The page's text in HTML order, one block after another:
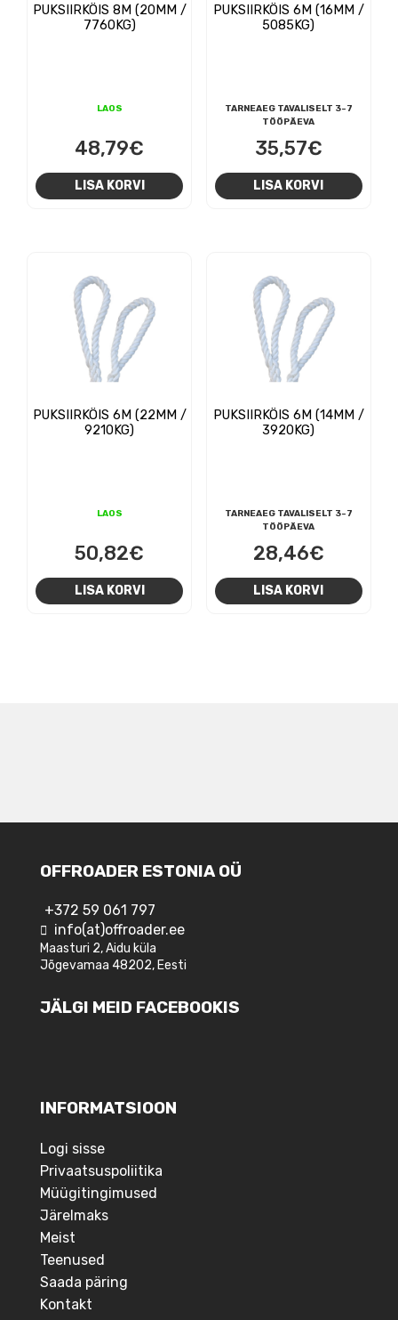
PUKSIIRKÖIS 8M (20MM /
7760KG)
LAOS
48,79€
LISA KORVI
PUKSIIRKÖIS 6M (16MM /
5085KG)
TARNEAEG TAVALISELT 3-7
TÖÖPÄEVA
35,57€
LISA KORVI
PUKSIIRKÖIS 6M (22MM /
9210KG)
LAOS
50,82€
LISA KORVI
PUKSIIRKÖIS 6M (14MM /
3920KG)
TARNEAEG TAVALISELT 3-7
TÖÖPÄEVA
28,46€
LISA KORVI
OFFROADER ESTONIA OÜ
+372 59 061 797
info(at)offroader.ee
Maasturi 2, Aidu küla
Jõgevamaa 48202, Eesti
JÄLGI MEID FACEBOOKIS
INFORMATSIOON
Logi sisse
Privaatsuspoliitika
Müügitingimused
Järelmaks
Meist
Teenused
Saada päring
Kontakt